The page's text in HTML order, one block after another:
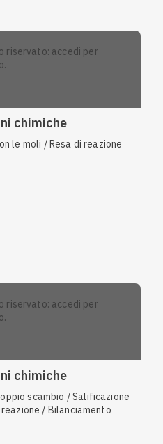
chimiche
le moli / Resa di reazione
chimiche
scambio / Salificazione
/ Bilanciamento